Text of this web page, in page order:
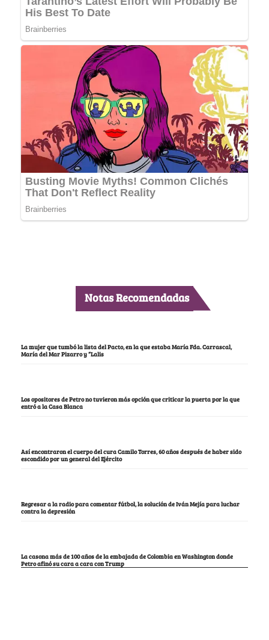
Notas Recomendadas
La mujer que tumbó la lista del Pacto, en la que estaba María Fda. Carrascal,
María del Mar Pizarro y “Lalis
Los opositores de Petro no tuvieron más opción que criticar la puerta por la que
entró a la Casa Blanca
Así encontraron el cuerpo del cura Camilo Torres, 60 años después de haber sido
escondido por un general del Ejército
Regresar a la radio para comentar fútbol, la solución de Iván Mejía para luchar
contra la depresión
La casona más de 100 años de la embajada de Colombia en Washington donde
Petro afinó su cara a cara con Trump